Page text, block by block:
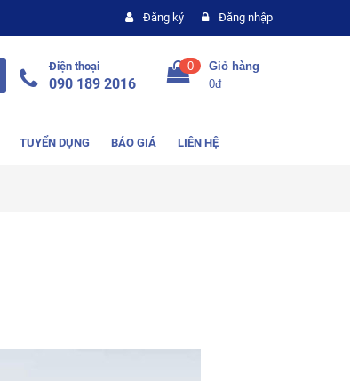
Đăng ký Đăng nhập
Điện thoại
090 189 2016
0
Giỏ hàng
0đ
TUYỂN DỤNG BÁO GIÁ LIÊN HỆ